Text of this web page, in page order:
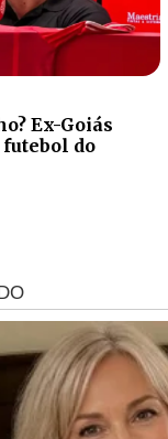
Ex-Goiás
futebol do